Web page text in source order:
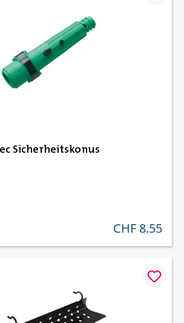
Sicherheitskonus
regulärer preis:
CHF 8.55